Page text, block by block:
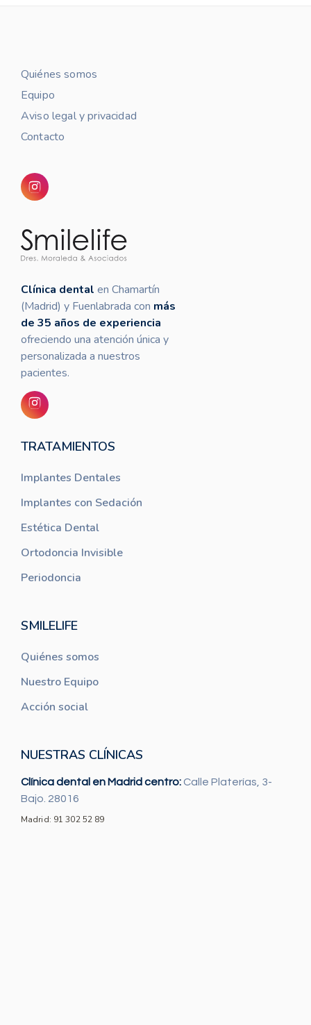
Quiénes somos
Equipo
Aviso legal y privacidad
Contacto
Clínica dental en Chamartín
(Madrid) y Fuenlabrada con más
de 35 años de experiencia
ofreciendo una atención única y
personalizada a nuestros
pacientes.
TRATAMIENTOS
Implantes Dentales
Implantes con Sedación
Estética Dental
Ortodoncia Invisible
Periodoncia
SMILELIFE
Quiénes somos
Nuestro Equipo
Acción social
NUESTRAS CLÍNICAS
Clínica dental en Madrid centro: Calle Platerías, 3-
Bajo. 28016
Madrid: 91 302 52 89